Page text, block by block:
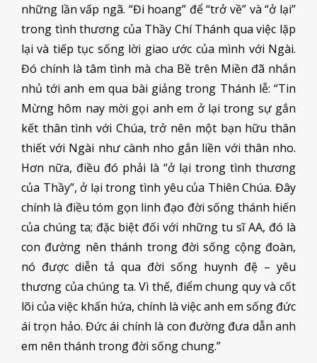
những lần vấp ngã. “Đi hoang” để “trở về” và “ở lại”
trong tình thương của Thầy Chí Thánh qua việc lặp
lại và tiếp tục sống lời giao ước của mình với Ngài.
Đó chính là tâm tình mà cha Bề trên Miền đã nhắn
nhủ tới anh em qua bài giảng trong Thánh lễ: “Tin
Mừng hôm nay mời gọi anh em ở lại trong sự gắn
kết thân tình với Chúa, trở nên một bạn hữu thân
thiết với Ngài như cành nho gắn liền với thân nho.
Hơn nữa, điều đó phải là “ở lại trong tình thương
của Thầy”, ở lại trong tình yêu của Thiên Chúa. Đây
chính là điều tóm gọn linh đạo đời sống thánh hiến
của chúng ta; đặc biệt đối với những tu sĩ AA, đó là
con đường nên thánh trong đời sống cộng đoàn,
nó được diễn tả qua đời sống huynh đệ – yêu
thương của chúng ta. Vì thế, điểm chung quy và cốt
lõi của việc khấn hứa, chính là việc anh em sống đức
ái trọn hảo. Đức ái chính là con đường đưa dẫn anh
em nên thánh trong đời sống chung.”